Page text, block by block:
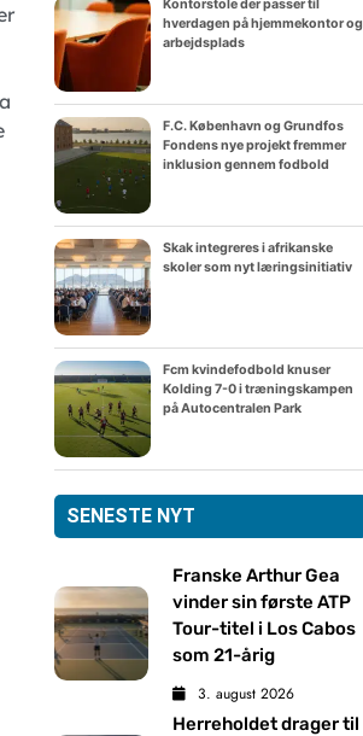
Kontorstole der passer til
hverdagen på hjemmekontor og
arbejdsplads
F.C. København og Grundfos
Fondens nye projekt fremmer
inklusion gennem fodbold
Skak integreres i afrikanske
skoler som nyt læringsinitiativ
Fcm kvindefodbold knuser
Kolding 7-0 i træningskampen
på Autocentralen Park
SENESTE NYT
Franske Arthur Gea
vinder sin første ATP
Tour-titel i Los Cabos
som 21-årig
3. august 2026
Herreholdet drager til